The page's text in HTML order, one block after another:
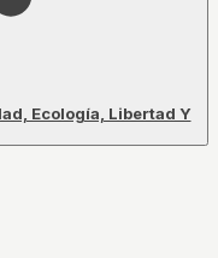
Ecología, Libertad Y